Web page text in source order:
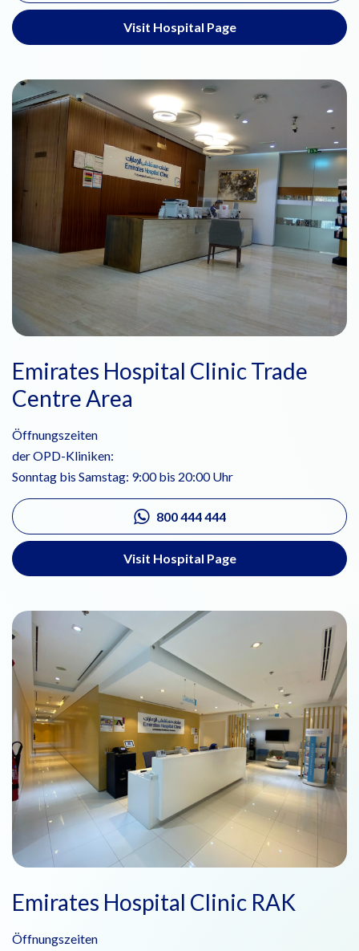
Visit Hospital Page
Emirates Hospital Clinic Trade
Centre Area
Öffnungszeiten
der OPD-Kliniken:
Sonntag bis Samstag: 9:00 bis 20:00 Uhr
800 444 444
Visit Hospital Page
Emirates Hospital Clinic RAK
Öffnungszeiten